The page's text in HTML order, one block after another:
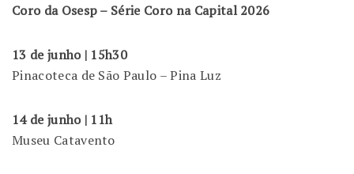
Coro da Osesp – Série Coro na Capital 2026
13 de junho | 15h30
Pinacoteca de São Paulo – Pina Luz
14 de junho | 11h
Museu Catavento